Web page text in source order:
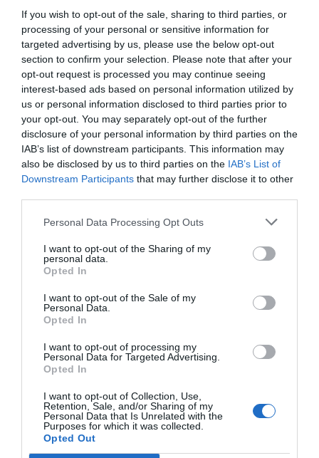
If you wish to opt-out of the sale, sharing to third parties, or
processing of your personal or sensitive information for
targeted advertising by us, please use the below opt-out
section to confirm your selection. Please note that after your
opt-out request is processed you may continue seeing
interest-based ads based on personal information utilized by
us or personal information disclosed to third parties prior to
your opt-out. You may separately opt-out of the further
disclosure of your personal information by third parties on the
IAB’s list of downstream participants. This information may
also be disclosed by us to third parties on the IAB’s List of
Downstream Participants that may further disclose it to other
Personal Data Processing Opt Outs
I want to opt-out of the Sharing of my
personal data.
Opted In
I want to opt-out of the Sale of my
Personal Data.
Opted In
I want to opt-out of processing my
Personal Data for Targeted Advertising.
Opted In
I want to opt-out of Collection, Use,
Retention, Sale, and/or Sharing of my
Personal Data that Is Unrelated with the
Purposes for which it was collected.
Opted Out
Gary Moore-veteran gästar
Northbay Rovers i Norrtälje
”Vad händer på byn?” passerar 50
000 medlemmar
Näringsliv
Så många är långtidsarbetslösa i
Norrtälje
Bino Drummond gör comeback - tar
Säkerhetslösningar i Norrtälje – allt
fler väljer inbrottslarm,
kameraövervakning och passersystem